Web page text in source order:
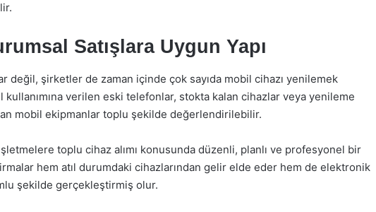
Satışlara Uygun Yapı
değil, şirketler de zaman içinde çok sayıda mobil cihazı yenilemek
verilen eski telefonlar, stokta kalan cihazlar veya yenileme
mobil ekipmanlar toplu şekilde değerlendirilebilir.
toplu cihaz alımı konusunda düzenli, planlı ve profesyonel bir
hem atıl durumdaki cihazlarından gelir elde eder hem de elektronik
şekilde gerçekleştirmiş olur.